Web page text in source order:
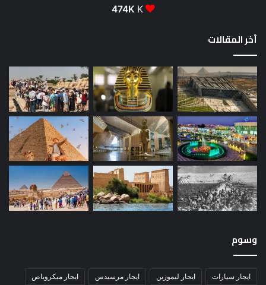
474K K
أخر المقالات
وسوم
ايجار سيارات ايجار ليموزين ايجار مرسيدس ايجار ميكروباص